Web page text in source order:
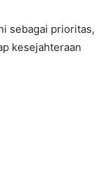
sebagai prioritas,
kesejahteraan